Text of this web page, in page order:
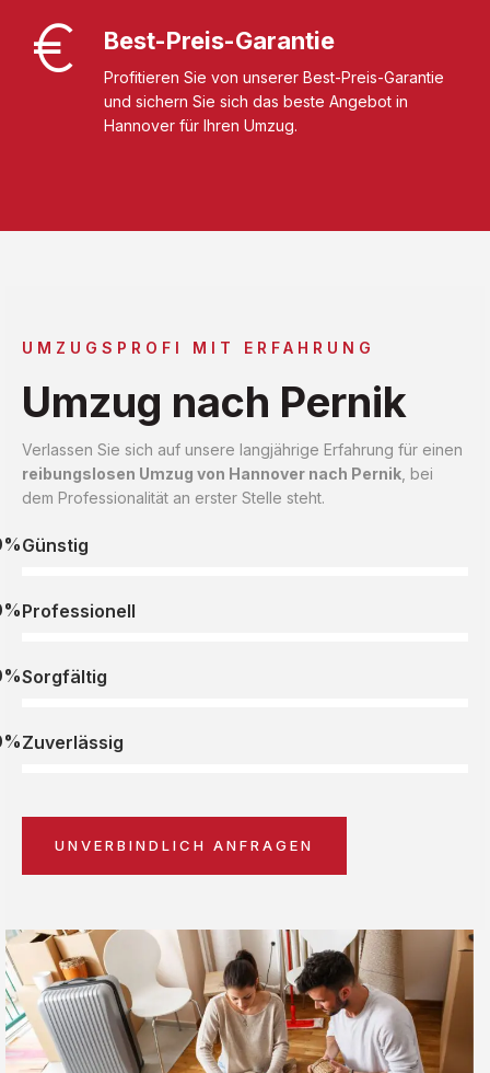
Best-Preis-Garantie
Profitieren Sie von unserer Best-Preis-Garantie
und sichern Sie sich das beste Angebot in
Hannover für Ihren Umzug.
UMZUGSPROFI MIT ERFAHRUNG
Umzug nach Pernik
Verlassen Sie sich auf unsere langjährige Erfahrung für einen
reibungslosen Umzug von Hannover nach Pernik , bei
dem Professionalität an erster Stelle steht.
Günstig
Professionell
Sorgfältig
Zuverlässig
UNVERBINDLICH ANFRAGEN